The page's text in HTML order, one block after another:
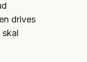
drives
skal